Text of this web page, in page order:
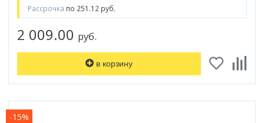
Рассрочка по 251.12 руб.
2 009.00 руб.
в корзину
-15%